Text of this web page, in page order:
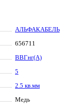
АЛЬФАКАБЕЛЬ
656711
ВВГнг(А)
5
2.5 кв.мм
Медь